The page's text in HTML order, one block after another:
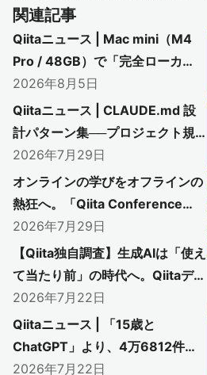
関連記事
Qiitaニュース | Mac mini（M4
Pro / 48GB）で「完全ローカ
ル」のLLM + RAG環境を構築し
てみた
2026年8月5日
Qiitaニュース | CLAUDE.md 設
計パターン集──プロジェクト規
模別に使い分ける7つのテンプレ
ート
2026年7月29日
オンラインの学びをオフラインの
熱狂へ。「Qiita Conference
2026」で初のアフターイベント
開催レポート
〜AI時代のエンジニアリングを語り尽く
した熱い1日をレポート〜
2026年7月29日
【Qiita独自調査】生成AIは「使え
て当たり前」の時代へ。Qiitaデー
タが示す、今エンジニアに求めら
れるスキルとは？
2026年7月22日
Qiitaニュース | 「15歳と
ChatGPT」より、4万6812件が
退会させられたシステムについて
2026年7月22日